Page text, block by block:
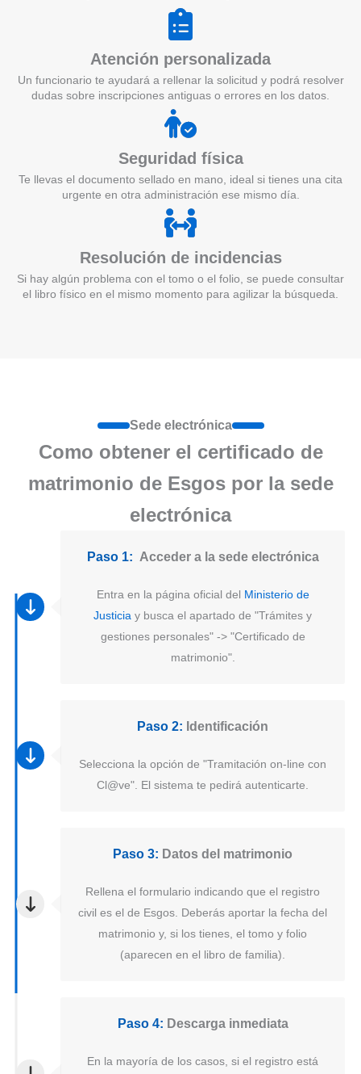
Atención personalizada
Un funcionario te ayudará a rellenar la solicitud y podrá resolver
dudas sobre inscripciones antiguas o errores en los datos.
Seguridad física
Te llevas el documento sellado en mano, ideal si tienes una cita
urgente en otra administración ese mismo día.
Resolución de incidencias
Si hay algún problema con el tomo o el folio, se puede consultar
el libro físico en el mismo momento para agilizar la búsqueda.
Sede electrónica
Como obtener el certificado de
matrimonio de Esgos por la sede
electrónica
Paso 1: Acceder a la sede electrónica
Entra en la página oficial del Ministerio de
Justicia y busca el apartado de "Trámites y
gestiones personales" -> "Certificado de
matrimonio".
Paso 2: Identificación
Selecciona la opción de "Tramitación on-line con
Cl@ve". El sistema te pedirá autenticarte.
Paso 3: Datos del matrimonio
Rellena el formulario indicando que el registro
civil es el de Esgos. Deberás aportar la fecha del
matrimonio y, si los tienes, el tomo y folio
(aparecen en el libro de familia).
Paso 4: Descarga inmediata
En la mayoría de los casos, si el registro está